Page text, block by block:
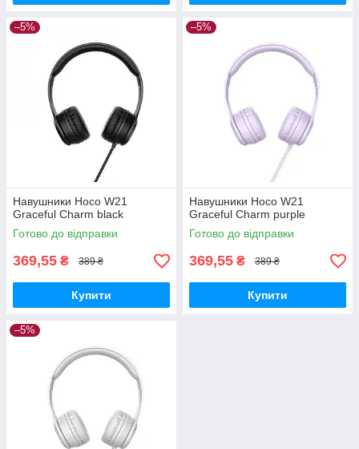
–5%
Навушники Hoco W21
Graceful Charm black
Готово до відправки
369,55 ₴ 389 ₴
Купити
–5%
Навушники Hoco W21
Graceful Charm purple
Готово до відправки
369,55 ₴ 389 ₴
Купити
–5%